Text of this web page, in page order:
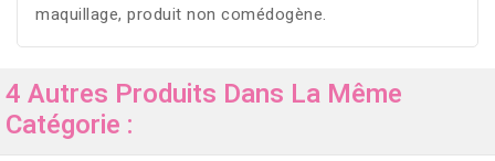
maquillage, produit non comédogène.
4 Autres Produits Dans La Même
Catégorie :